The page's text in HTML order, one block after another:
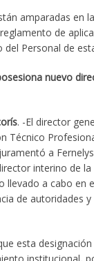
amparadas en
de
Personal de
nuevo
. -El director
Técnico
a
interino de la
llevado a cabo en
de autoridades
esta
institucional,